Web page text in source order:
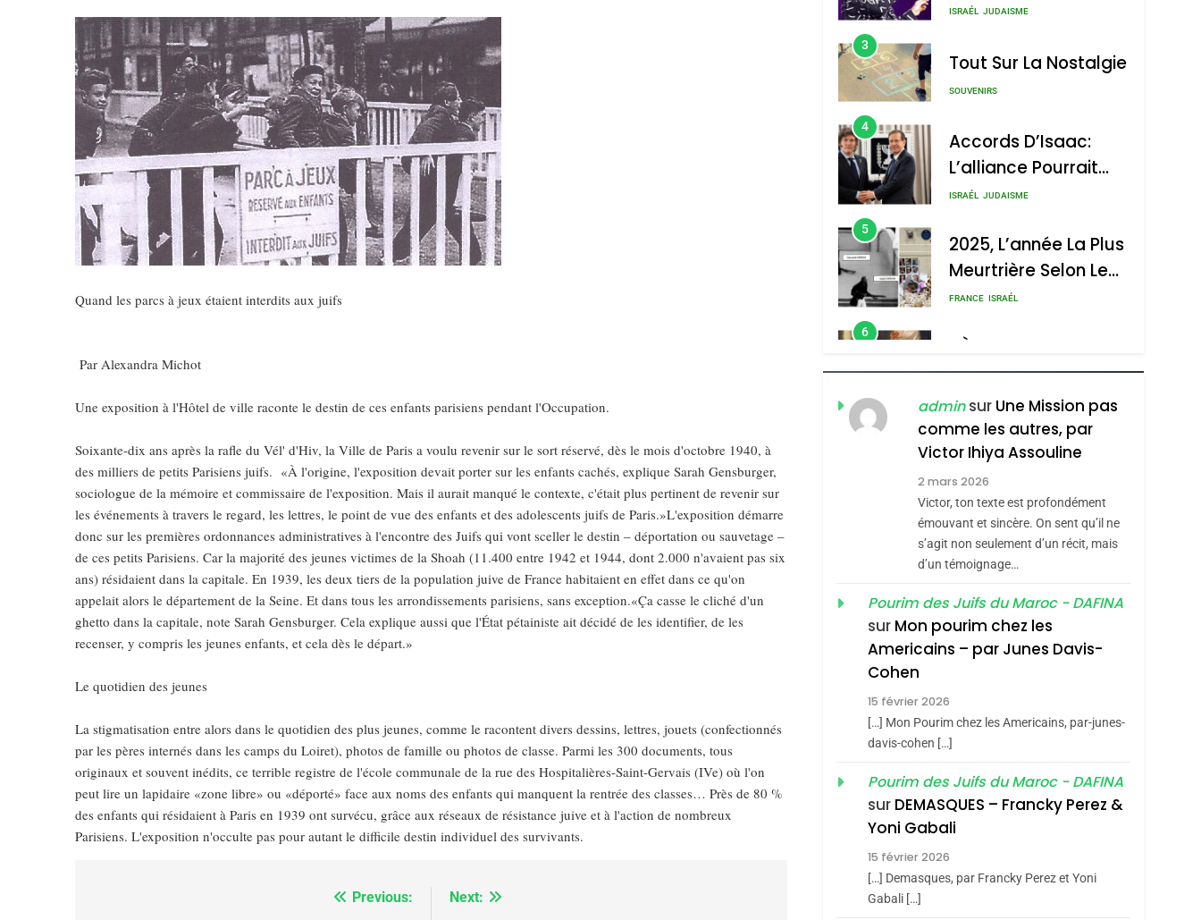
Quand les parcs à jeux étaient interdits aux juifs
Par Alexandra Michot
Une exposition à l'Hôtel de ville raconte le destin de ces enfants parisiens pendant l'Occupation.
Soixante-dix ans après la rafle du Vél' d'Hiv, la Ville de Paris a voulu revenir sur le sort réservé, dès le mois d'octobre 1940, à
des milliers de petits Parisiens juifs. «À l'origine, l'exposition devait porter sur les enfants cachés, explique Sarah Gensburger,
sociologue de la mémoire et commissaire de l'exposition. Mais il aurait manqué le contexte, c'était plus pertinent de revenir sur
les événements à travers le regard, les lettres, le point de vue des enfants et des adolescents juifs de Paris.»L'exposition démarre
donc sur les premières ordonnances administratives à l'encontre des Juifs qui vont sceller le destin – déportation ou sauvetage –
de ces petits Parisiens. Car la majorité des jeunes victimes de la Shoah (11.400 entre 1942 et 1944, dont 2.000 n'avaient pas six
ans) résidaient dans la capitale. En 1939, les deux tiers de la population juive de France habitaient en effet dans ce qu'on
appelait alors le département de la Seine. Et dans tous les arrondissements parisiens, sans exception.«Ça casse le cliché d'un
ghetto dans la capitale, note Sarah Gensburger. Cela explique aussi que l'État pétainiste ait décidé de les identifier, de les
recenser, y compris les jeunes enfants, et cela dès le départ.»
Le quotidien des jeunes
La stigmatisation entre alors dans le quotidien des plus jeunes, comme le racontent divers dessins, lettres, jouets (confectionnés
par les pères internés dans les camps du Loiret), photos de famille ou photos de classe. Parmi les 300 documents, tous
originaux et souvent inédits, ce terrible registre de l'école communale de la rue des Hospitalières-Saint-Gervais (IVe) où l'on
peut lire un lapidaire «zone libre» ou «déporté» face aux noms des enfants qui manquent la rentrée des classes… Près de 80 %
des enfants qui résidaient à Paris en 1939 ont survécu, grâce aux réseaux de résistance juive et à l'action de nombreux
Parisiens. L'exposition n'occulte pas pour autant le difficile destin individuel des survivants.
Previous:
Next:
Nouvelle Chanson De
ISRAÉL JUDAISME
3
Tout Sur La Nostalgie
SOUVENIRS
4
Accords D’Isaac:
L’alliance Pourrait
S’étendre À 13 Pays
ISRAÉL JUDAISME
5
2025, L’année La Plus
Meurtrière Selon Le
Rapport D’ADL
FRANCE ISRAÉL
6
FIÈRE, DIGNE ET
RÉSILIENTE :
POURQUOI JE
REVENDIQUE MA
JUDAÏTE Par Thérèse
Zrihen-Dvir
ISRAÉL JUDAISME
CE QUI NOUS
MANQUE – Jacques
Hadida
JUDAISME
Maroc : Les Amandes
De Tafraout, Le Miel
De Tadla Azilal
Consacrés Produits
Du Terroir
DAFINA MAROC
Oeil Ravageur –
2
Dis Guerre»: La
Nouvelle Chanson De
Boy George
ISRAÉL JUDAISME
adminsur Une Mission pas
comme les autres, par
Victor Ihiya Assouline
2 mars 2026
Victor, ton texte est profondément
émouvant et sincère. On sent qu’il ne
s’agit non seulement d’un récit, mais
d’un témoignage…
Pourim des Juifs du Maroc - DAFINA
sur Mon pourim chez les
Americains – par Junes Davis-
Cohen
15 février 2026
[…] Mon Pourim chez les Americains, par-junes-
davis-cohen […]
Pourim des Juifs du Maroc - DAFINA
sur DEMASQUES – Francky Perez &
Yoni Gabali
15 février 2026
[…] Demasques, par Francky Perez et Yoni
Gabali […]
2025, L’année La Plus Meurtrière Selon Le Rapport D’ADL Contre L’antisémitisme
6
FIÈRE, DIGNE ET RÉSILIENTE : POURQUOI JE REVENDIQUE MA JUDAÏTE Par Thérèse Zrihen-
Dvir
JUDAISME